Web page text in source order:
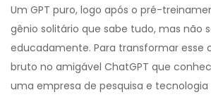
Um GPT puro, logo após o pré-
gênio solitário que sabe tudo, mas não
educadamente. Para transformar esse
bruto no amigável ChatGPT que
uma empresa de pesquisa e